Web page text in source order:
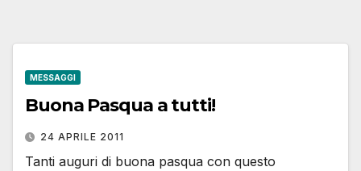
MESSAGGI
Buona Pasqua a tutti!
24 APRILE 2011
Tanti auguri di buona pasqua con questo